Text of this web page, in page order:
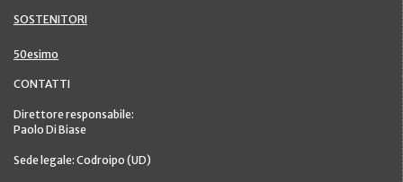
SOSTENITORI
50esimo
CONTATTI
Direttore responsabile:
Paolo Di Biase
Sede legale: Codroipo (UD)